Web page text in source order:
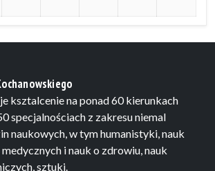
ksztalcenie na ponad 60 kierunkach
specjalnościach z zakresu niemal
naukowych, w tym humanistyki, nauk
medycznych i nauk o zdrowiu, nauk
sztuki.